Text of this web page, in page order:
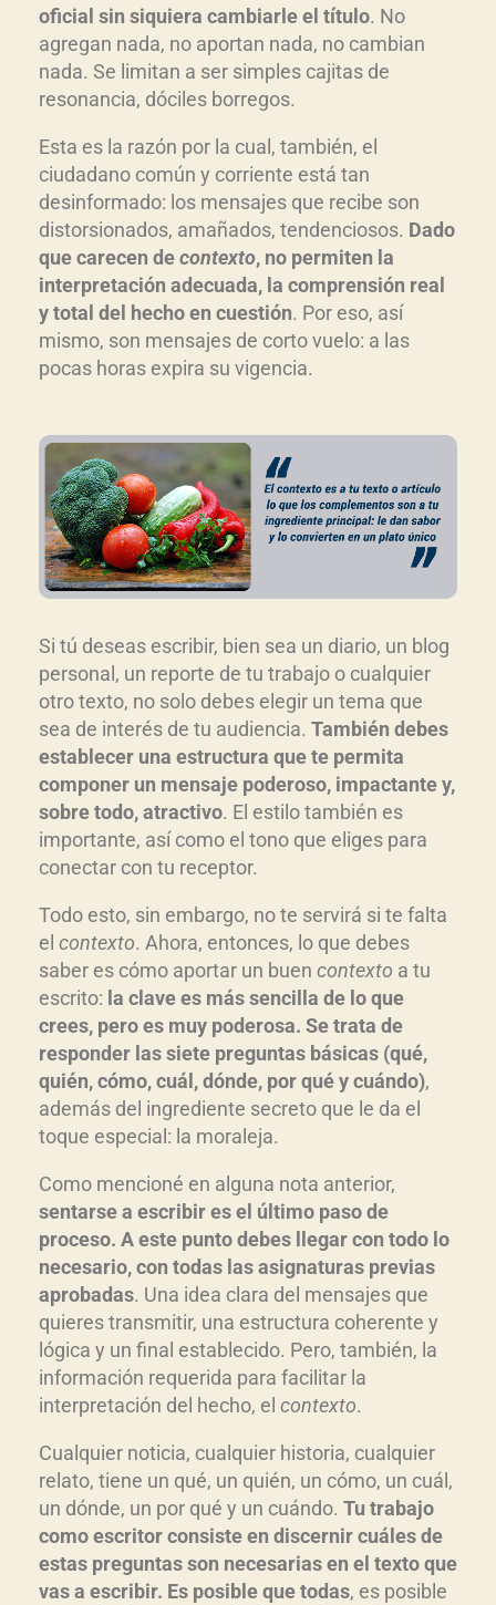
oficial sin siquiera cambiarle el título. No
agregan nada, no aportan nada, no cambian
nada. Se limitan a ser simples cajitas de
resonancia, dóciles borregos.
Esta es la razón por la cual, también, el
ciudadano común y corriente está tan
desinformado: los mensajes que recibe son
distorsionados, amañados, tendenciosos. Dado
que carecen decontexto, no permiten la
interpretación adecuada, la comprensión real
y total del hecho en cuestión. Por eso, así
mismo, son mensajes de corto vuelo: a las
pocas horas expira su vigencia.
Si tú deseas escribir, bien sea un diario, un blog
personal, un reporte de tu trabajo o cualquier
otro texto, no solo debes elegir un tema que
sea de interés de tu audiencia. También debes
establecer una estructura que te permita
componer un mensaje poderoso, impactante y,
sobre todo, atractivo. El estilo también es
importante, así como el tono que eliges para
conectar con tu receptor.
Todo esto, sin embargo, no te servirá si te falta
el contexto. Ahora, entonces, lo que debes
saber es cómo aportar un buen contexto a tu
escrito: la clave es más sencilla de lo que
crees, pero es muy poderosa. Se trata de
responder las siete preguntas básicas (qué,
quién, cómo, cuál, dónde, por qué y cuándo),
además del ingrediente secreto que le da el
toque especial: la moraleja.
Como mencioné en alguna nota anterior,
sentarse a escribir es el último paso de
proceso. A este punto debes llegar con todo lo
necesario, con todas las asignaturas previas
aprobadas. Una idea clara del mensajes que
quieres transmitir, una estructura coherente y
lógica y un final establecido. Pero, también, la
información requerida para facilitar la
interpretación del hecho, el contexto.
Cualquier noticia, cualquier historia, cualquier
relato, tiene un qué, un quién, un cómo, un cuál,
un dónde, un por qué y un cuándo. Tu trabajo
como escritor consiste en discernir cuáles de
estas preguntas son necesarias en el texto que
vas a escribir. Es posible que todas, es posible